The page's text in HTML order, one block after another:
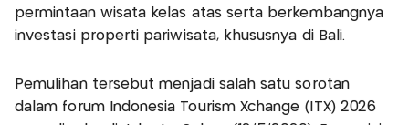
permintaan wisata kelas atas serta berkembangnya
investasi properti pariwisata, khususnya di Bali.
Pemulihan tersebut menjadi salah satu sorotan
dalam forum Indonesia Tourism Xchange (ITX) 2026